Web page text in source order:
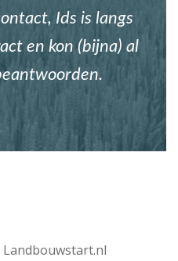
Ids is langs
en kon (bijna) al